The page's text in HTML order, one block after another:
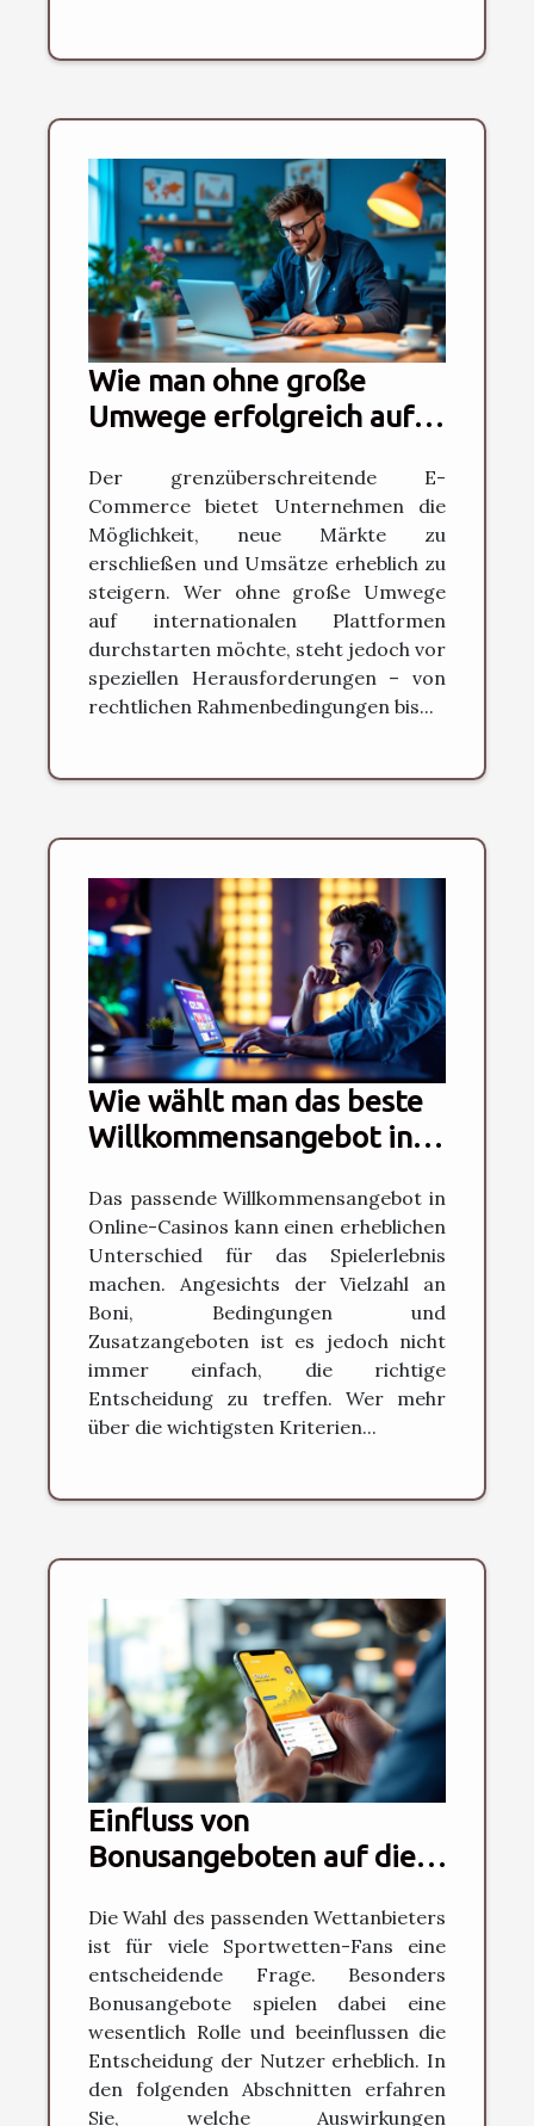
Wie man ohne große
Umwege erfolgreich auf
Commerce-Plattformen
startet
Der grenzüberschreitende E-
Commerce bietet Unternehmen die
Möglichkeit, neue Märkte zu
erschließen und Umsätze erheblich zu
steigern. Wer ohne große Umwege
auf internationalen Plattformen
durchstarten möchte, steht jedoch vor
speziellen Herausforderungen – von
rechtlichen Rahmenbedingungen bis...
Wie wählt man das beste
Willkommensangebot in
Das passende Willkommensangebot in
Online-Casinos kann einen erheblichen
Unterschied für das Spielerlebnis
machen. Angesichts der Vielzahl an
Boni, Bedingungen und
Zusatzangeboten ist es jedoch nicht
immer einfach, die richtige
Entscheidung zu treffen. Wer mehr
über die wichtigsten Kriterien...
Einfluss von
Bonusangeboten auf die
Die Wahl des passenden Wettanbieters
ist für viele Sportwetten-Fans eine
entscheidende Frage. Besonders
Bonusangebote spielen dabei eine
wesentlich Rolle und beeinflussen die
Entscheidung der Nutzer erheblich. In
den folgenden Abschnitten erfahren
Sie, welche Auswirkungen